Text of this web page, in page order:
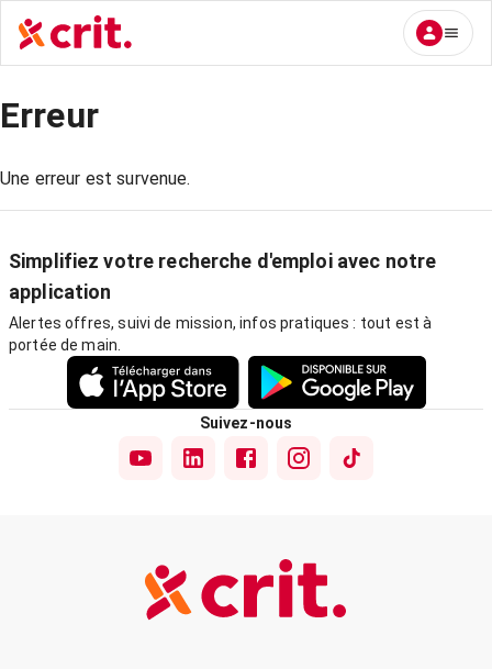
Erreur
Une erreur est survenue.
Simplifiez votre recherche d'emploi avec notre
application
Alertes offres, suivi de mission, infos pratiques : tout est à
portée de main.
Suivez-nous